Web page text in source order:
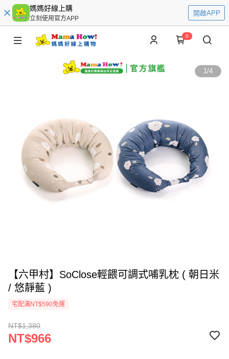
媽媽好線上購
立刻使用官方APP
開啟APP
0
1/4
【六甲村】SoClose輕餵可調式哺乳枕 ( 朝日米
/ 悠靜藍 )
宅配滿NT$590免運
NT$1,380
NT$966